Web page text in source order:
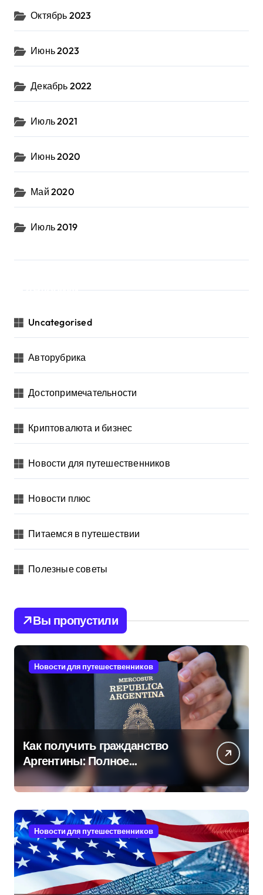
Октябрь 2023
Июнь 2023
Декабрь 2022
Июль 2021
Июнь 2020
Май 2020
Июль 2019
Uncategorised
Авторубрика
Достопримечательности
Криптовалюта и бизнес
Новости для путешественников
Новости плюс
Питаемся в путешествии
Полезные советы
Вы пропустили
Новости для путешественников
Как получить гражданство
Аргентины: Полное
руководство
Новости для путешественников